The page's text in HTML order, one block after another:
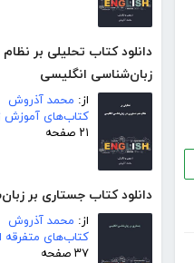
دانلود کتاب تحلیلی بر
زبان‌شناسی انگلیسی
از: محمد آذروش
کتاب‌های آموزش
۲۱ صفحه
دانلود کتاب جستاری بر
از: محمد آذروش
کتاب‌های متفرقه
۳۷ صفحه